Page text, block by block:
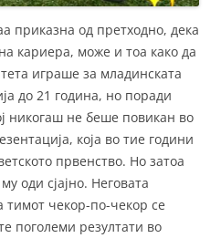
приказна од претходно, дека
кариера, може и тоа како да
играше за младинската
до 21 година, но поради
никогаш не беше повикан во
која во тие години
првенство. Но затоа
оди сјајно. Неговата
тимот чекор-по-чекор се
поголеми резултати во